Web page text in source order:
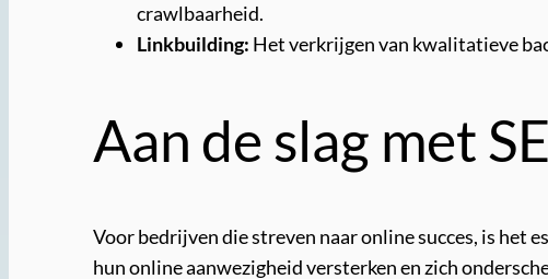
crawlbaarheid.
Linkbuilding: Het verkrijgen van kwalitatieve
Aan de slag met
Voor bedrijven die streven naar online succes, is het
hun online aanwezigheid versterken en zich